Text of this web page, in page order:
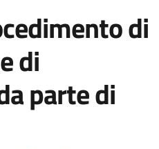
di
di
parte di